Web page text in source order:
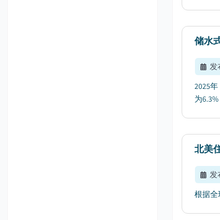
储水
发
2025
为
北美
发
根据全